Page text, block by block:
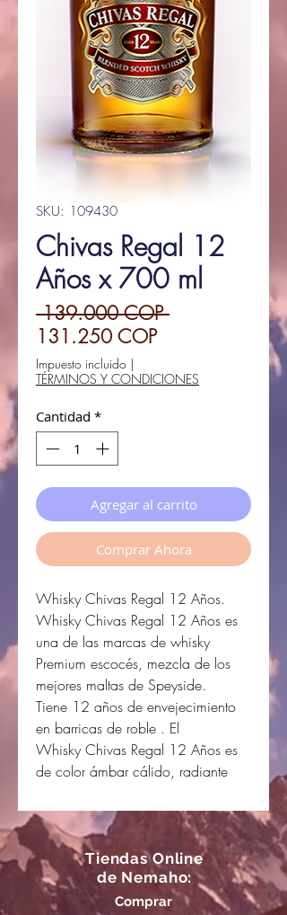
SKU: 109430
Chivas Regal 12
Años x 700 ml
139.000 COP Precio
131.250 COPPrecio
oferta
Impuesto incluido |
TÉRMINOS Y CONDICIONES
Cantidad *
Agregar al carrito
Comprar Ahora
Whisky Chivas Regal 12 Años.
Whisky Chivas Regal 12 Años es
una de las marcas de whisky
Premium escocés, mezcla de los
mejores maltas de Speyside.
Tiene 12 años de envejecimiento
en barricas de roble . El
Whisky Chivas Regal 12 Años es
de color ámbar cálido, radiante
Tiendas Online
de Nemaho:
Comprar